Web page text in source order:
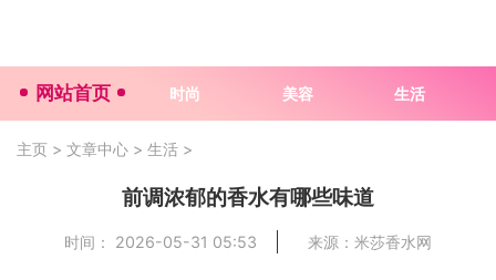
网站首页 时尚 美容 生活
主页 > 文章中心 > 生活 >
前调浓郁的香水有哪些味道
时间： 2026-05-31 05:53 来源：米莎香水网